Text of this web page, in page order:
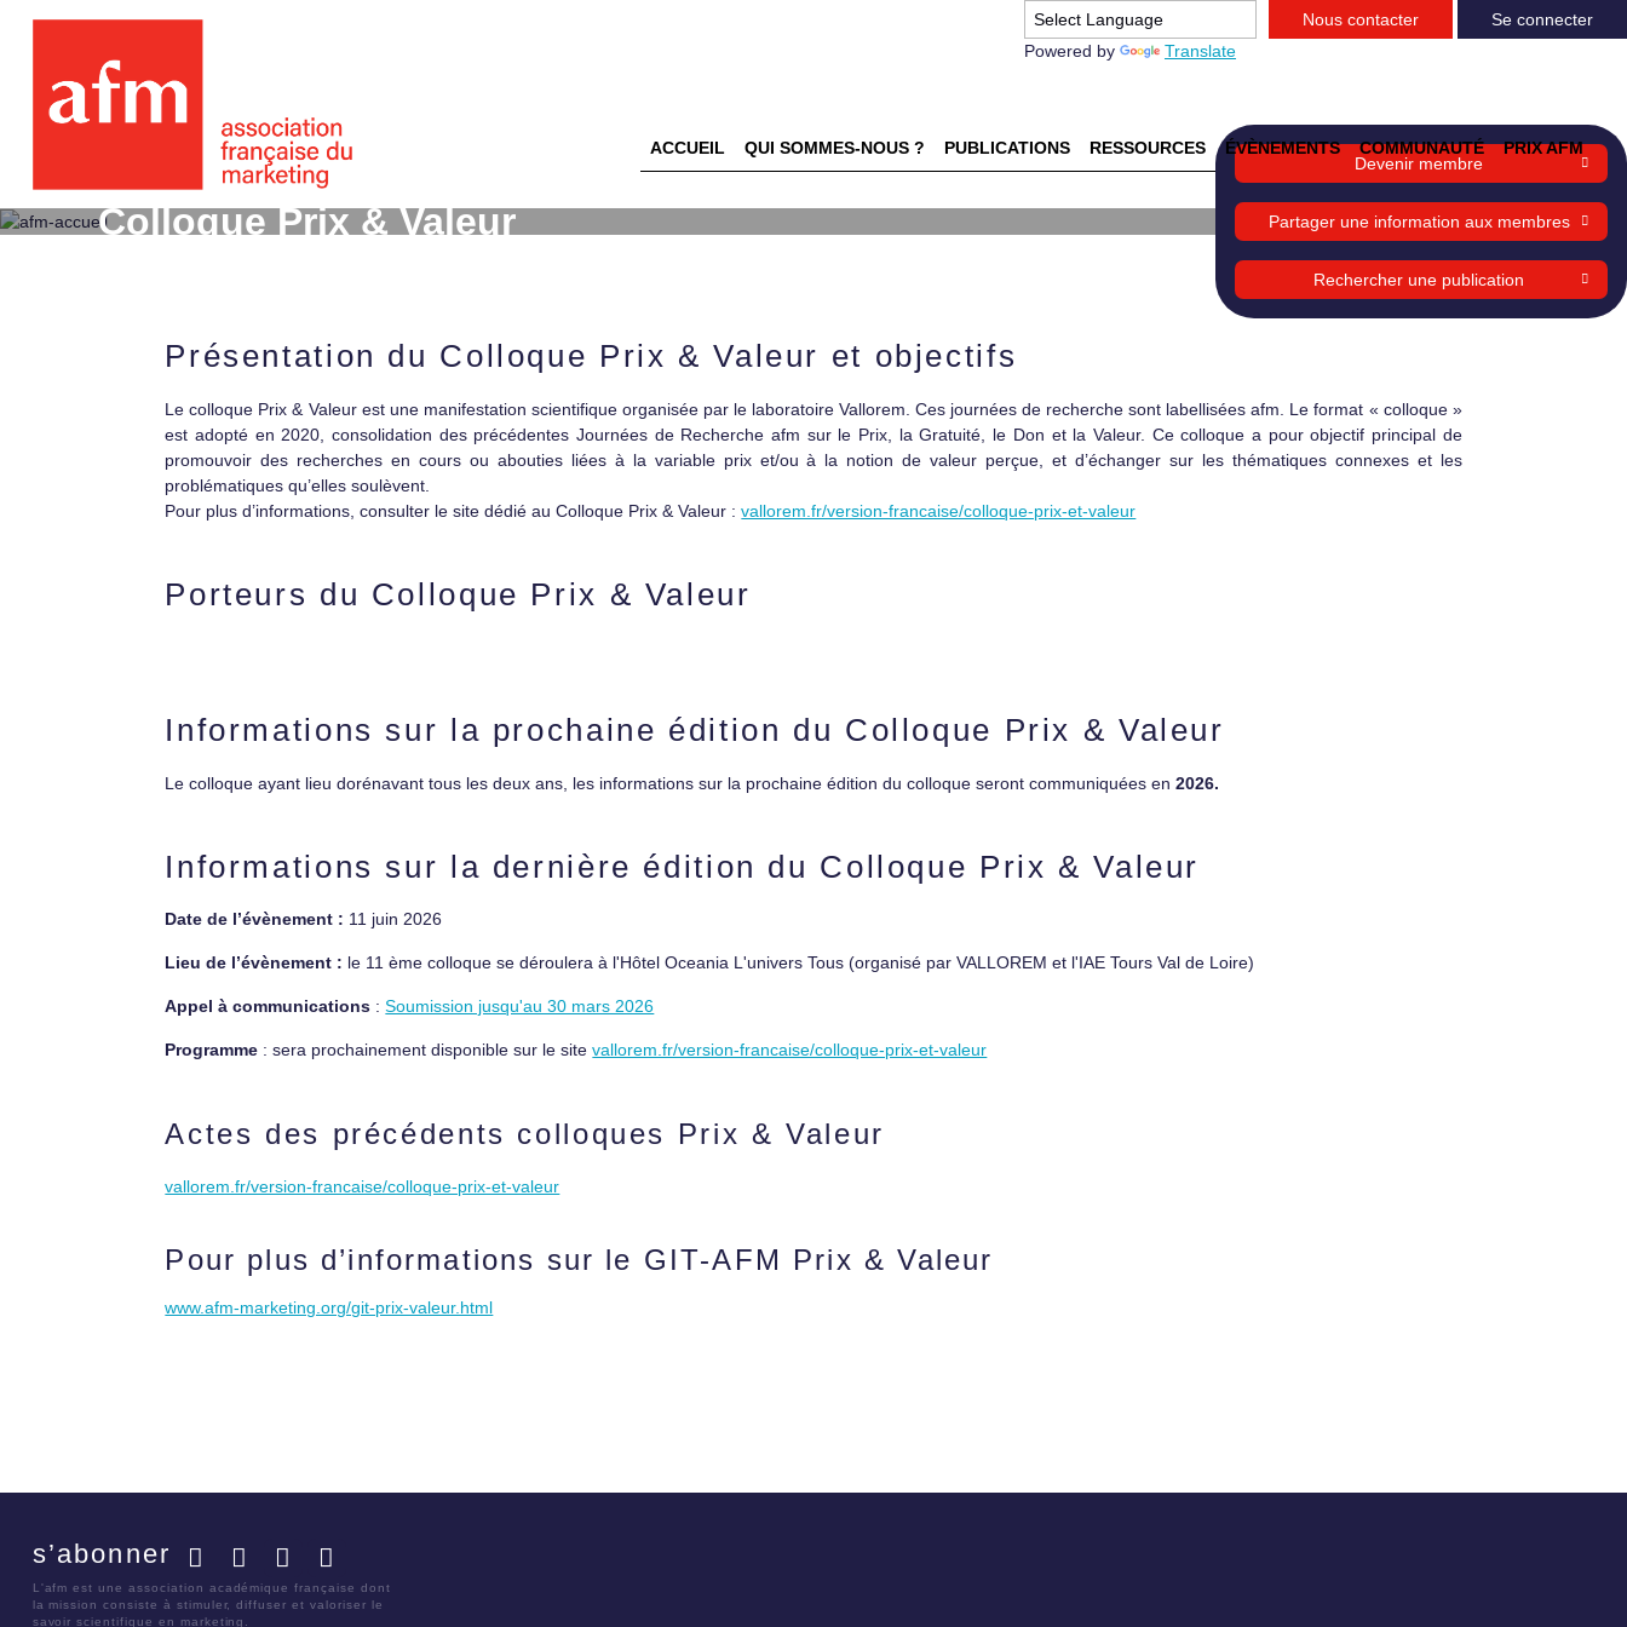
Powered by Translate
Nous contacter Se connecter
ACCUEIL QUI SOMMES-NOUS ? PUBLICATIONS RESSOURCES ÉVÈNEMENTS COMMUNAUTÉ PRIX AFM
Colloque Prix & Valeur
Devenir membre
Partager une information aux membres
Rechercher une publication
Présentation du Colloque Prix & Valeur et objectifs
Le colloque Prix & Valeur est une manifestation scientifique organisée par le laboratoire Vallorem. Ces journées de recherche sont labellisées afm. Le format « colloque »
est adopté en 2020, consolidation des précédentes Journées de Recherche afm sur le Prix, la Gratuité, le Don et la Valeur. Ce colloque a pour objectif principal de
promouvoir des recherches en cours ou abouties liées à la variable prix et/ou à la notion de valeur perçue, et d’échanger sur les thématiques connexes et les
problématiques qu’elles soulèvent.
Pour plus d’informations, consulter le site dédié au Colloque Prix & Valeur :vallorem.fr/version-francaise/colloque-prix-et-valeur
Porteurs du Colloque Prix & Valeur
Informations sur la prochaine édition du Colloque Prix & Valeur
Le colloque ayant lieu dorénavant tous les deux ans, les informations sur la prochaine édition du colloque seront communiquées en2026.
Informations sur la dernière édition du Colloque Prix & Valeur
Date de l’évènement : 11 juin 2026
Lieu de l’évènement : le 11 ème colloque se déroulera à l'Hôtel Oceania L'univers Tous (organisé par VALLOREM et l'IAE Tours Val de Loire)
Appel à communications :Soumission jusqu'au 30 mars 2026
Programme : sera prochainement disponible sur le sitevallorem.fr/version-francaise/colloque-prix-et-valeur
Actes des précédents colloques Prix & Valeur
vallorem.fr/version-francaise/colloque-prix-et-valeur
Pour plus d’informations sur le GIT-AFM Prix & Valeur
www.afm-marketing.org/git-prix-valeur.html
s’abonner
L'afm est une association académique française dont
la mission consiste à stimuler, diffuser et valoriser le
savoir scientifique en marketing.